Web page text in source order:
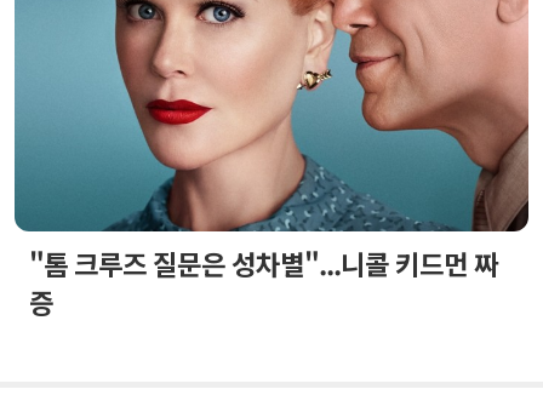
"톰 크루즈 질문은 성차별"...니콜 키드먼 짜
증